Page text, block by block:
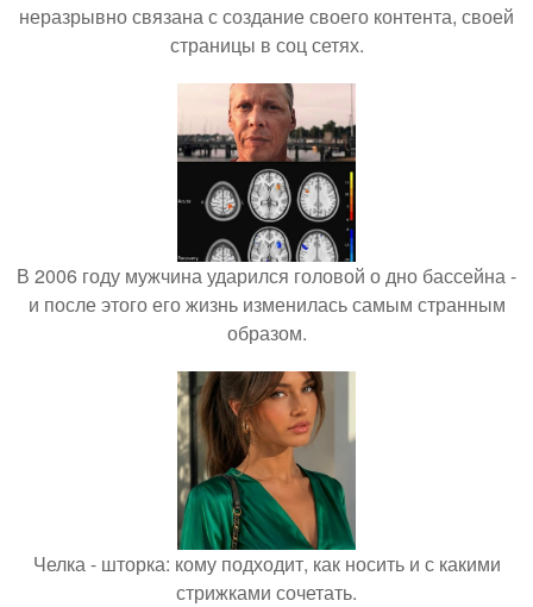
неразрывно связана с создание своего контента, своей
страницы в соц сетях.
В 2006 году мужчина ударился головой о дно бассейна -
и после этого его жизнь изменилась самым странным
образом.
Челка - шторка: кому подходит, как носить и с какими
стрижками сочетать.